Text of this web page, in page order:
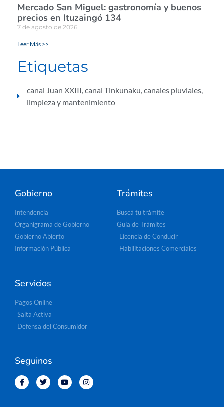
Mercado San Miguel: gastronomía y buenos
precios en Ituzaingó 134
7 de agosto de 2026
Leer Más >>
Etiquetas
canal Juan XXIII,canal Tinkunaku,canales pluviales,
limpieza y mantenimiento
Gobierno
Intendencia
Organigrama de Gobierno
Gobierno Abierto
Información Pública
Trámites
Buscá tu trámite
Guía de Trámites
Licencia de Conducir
Habilitaciones Comerciales
Servicios
Pagos Online
Salta Activa
Defensa del Consumidor
Seguinos